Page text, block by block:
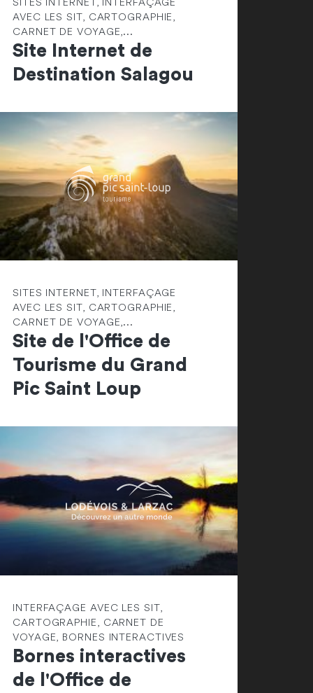
AVEC LES SIT, CARTOGRAPHIE,
CARNET DE VOYAGE,...
Site Internet de
Destination Salagou
SITES INTERNET, INTERFAÇAGE
AVEC LES SIT, CARTOGRAPHIE,
CARNET DE VOYAGE,...
Site de l'Office de
Tourisme du Grand
Pic Saint Loup
INTERFAÇAGE AVEC LES SIT,
CARTOGRAPHIE, CARNET DE
VOYAGE, BORNES INTERACTIVES
Bornes interactives
de l'Office de